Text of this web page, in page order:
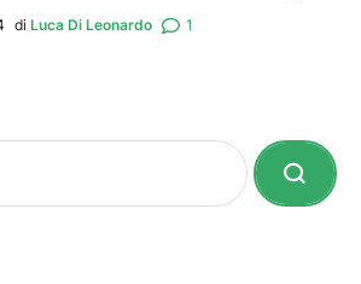
di Luca Di Leonardo 1